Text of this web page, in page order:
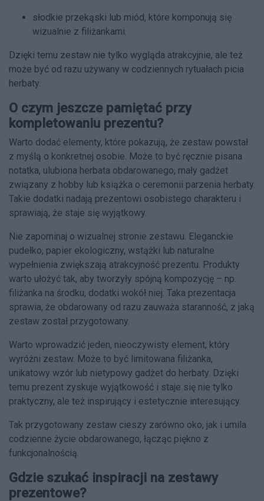
słodkie przekąski lub miód, które komponują się
wizualnie z filiżankami.
Dzięki temu zestaw nie tylko wygląda atrakcyjnie, ale też
może być od razu używany w codziennych rytuałach picia
herbaty.
O czym jeszcze pamiętać przy
kompletowaniu prezentu?
Warto dodać elementy, które pokazują, że zestaw powstał
z myślą o konkretnej osobie. Może to być ręcznie pisana
notatka, ulubiona herbata obdarowanego, mały gadżet
związany z hobby lub książka o ceremonii parzenia herbaty.
Takie dodatki nadają prezentowi osobistego charakteru i
sprawiają, że staje się wyjątkowy.
Nie zapominaj o wizualnej stronie zestawu. Eleganckie
pudełko, papier ekologiczny, wstążki lub naturalne
wypełnienia zwiększają atrakcyjność prezentu. Produkty
warto ułożyć tak, aby tworzyły spójną kompozycję – np.
filiżanka na środku, dodatki wokół niej. Taka prezentacja
sprawia, że obdarowany od razu zauważa staranność, z jaką
zestaw został przygotowany.
Warto wprowadzić jeden, nieoczywisty element, który
wyróżni zestaw. Może to być limitowana filiżanka,
unikatowy wzór lub nietypowy gadżet do herbaty. Dzięki
temu prezent zyskuje wyjątkowość i staje się nie tylko
praktyczny, ale też inspirujący i estetycznie interesujący.
Tak przygotowany zestaw cieszy zarówno oko, jak i umila
codzienne życie obdarowanego, łącząc piękno z
funkcjonalnością.
Gdzie szukać inspiracji na zestawy
prezentowe?